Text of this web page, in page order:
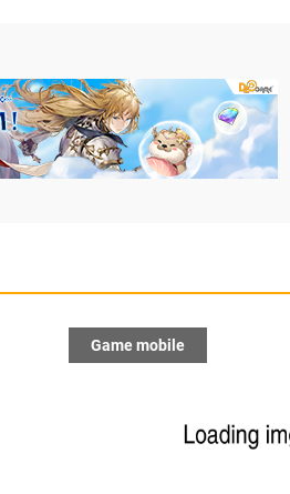
Game mobile